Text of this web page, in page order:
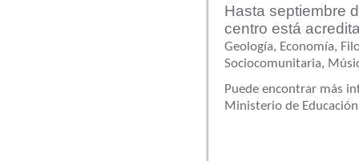
Hasta septiembre
centro está
Geología, Economía,
Sociocomunitaria,
Puede encontrar más
Ministerio de